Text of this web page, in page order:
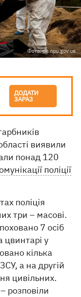
Фото: dn.npu.gov.ua
ДОДАТИ
ЗАРАЗ
виявили
понад 120
поліції
поліція
три – масові.
7 осіб
цвинтарі у
кілька
а на другій
цивільних.
розповіли